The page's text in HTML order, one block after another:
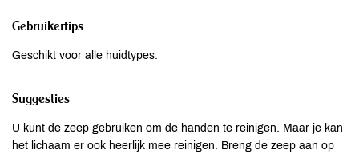
Gebruikertips
Geschikt voor alle huidtypes.
Suggesties
U kunt de zeep gebruiken om de handen te reinigen. Maar je kan
het lichaam er ook heerlijk mee reinigen. Breng de zeep aan op